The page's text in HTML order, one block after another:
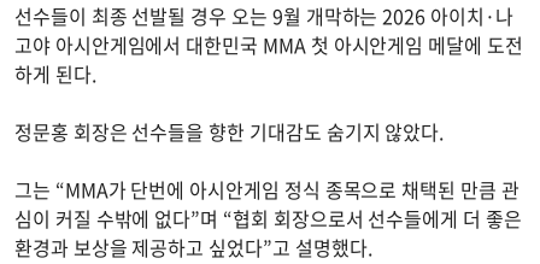
선수들이 최종 선발될 경우 오는 9월 개막하는 2026 아이치·나
고야 아시안게임에서 대한민국 MMA 첫 아시안게임 메달에 도전
하게 된다.
정문홍 회장은 선수들을 향한 기대감도 숨기지 않았다.
그는 “MMA가 단번에 아시안게임 정식 종목으로 채택된 만큼 관
심이 커질 수밖에 없다”며 “협회 회장으로서 선수들에게 더 좋은
환경과 보상을 제공하고 싶었다”고 설명했다.